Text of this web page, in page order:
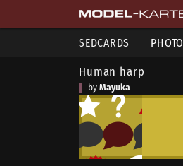
SEDCARDS
Human harp
by Mayuka